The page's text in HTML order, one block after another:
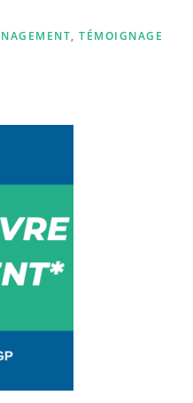
,TÉMOIGNAGE